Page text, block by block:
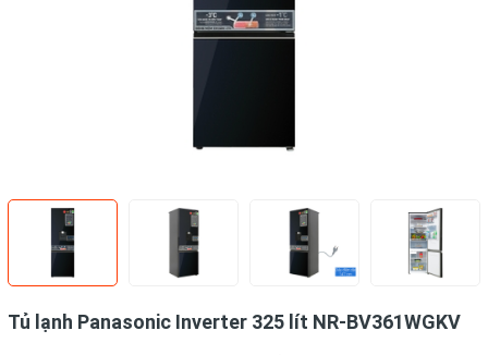
Tủ lạnh Panasonic Inverter 325 lít NR-BV361WGKV